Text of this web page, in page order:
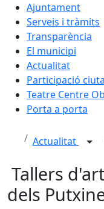
Ajuntament
Serveis i tràmits
Transparència
El municipi
Actualitat
Participació
Teatre Centre
Porta a porta
Actualitat
Tallers
dels